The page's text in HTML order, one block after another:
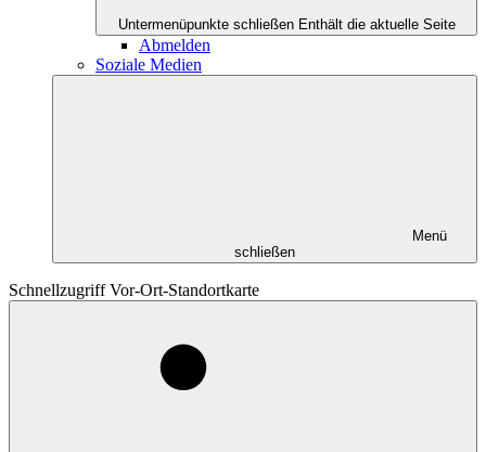
Untermenüpunkte schließen Enthält die aktuelle Seite
Abmelden
Soziale Medien
Menü
schließen
Schnellzugriff Vor-Ort-Standortkarte